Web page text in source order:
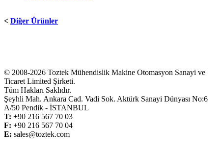
< Diğer Ürünler
© 2008-2026 Toztek Mühendislik Makine Otomasyon Sanayi ve
Ticaret Limited Şirketi.
Tüm Hakları Saklıdır.
Şeyhli Mah. Ankara Cad. Vadi Sok. Aktürk Sanayi Dünyası No:6
A/50 Pendik - İSTANBUL
T: +90 216 567 70 03
F: +90 216 567 70 04
E: sales@toztek.com